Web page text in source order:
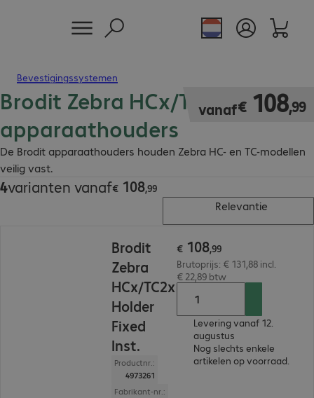
Bevestigingssystemen
Brodit Zebra HCx/TC2x
apparaathouders
De Brodit apparaathouders houden Zebra HC- en TC-modellen
veilig vast.
vanaf€ 108,99
€ 108,99
4varianten vanaf€ 108,99
€ 108,99
Relevantie
Brodit
Zebra
HCx/TC2x
Holder
Fixed
Inst.
Productnr.:
4973261
Fabrikant-nr.:
€ 108,99
Brutoprijs: € 131,88 incl.
€ 22,89 btw
Levering vanaf 12.
augustus
Nog slechts enkele
artikelen op voorraad.